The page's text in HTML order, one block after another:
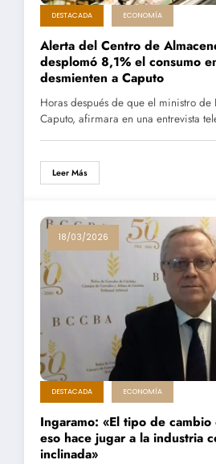
DESTACADA ECONOMÍA
Alerta del Centro de
desplomó 8,1% el consumo
desmienten a Caputo
Horas después de que el ministro de
Caputo, afirmara en una entrevista
Leer Más
18/03/2026
DESTACADA ECONOMÍA
Ingaramo: «El tipo de cambio
eso hace jugar a la industria
inclinada»